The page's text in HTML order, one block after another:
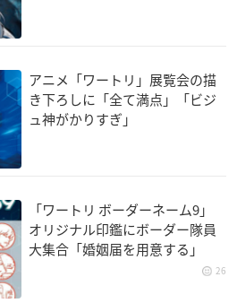
アニメ「ワートリ」展覧会の描
き下ろしに「全て満点」「ビジ
ュ神がかりすぎ」
「ワートリ ボーダーネーム9」
オリジナル印鑑にボーダー隊員
大集合「婚姻届を用意する」
26